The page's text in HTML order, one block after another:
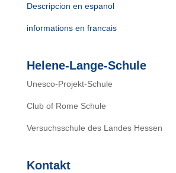
Descripcion en espanol
informations en francais
Helene-Lange-Schule
Unesco-Projekt-Schule
Club of Rome Schule
Versuchsschule des Landes Hessen
Kontakt